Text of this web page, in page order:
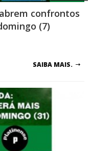
confrontos
(7)
SAIBA MAIS.